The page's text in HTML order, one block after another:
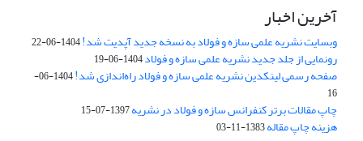
آخرین اخبار
وبسایت نشریه علمی سازه و فولاد به نسخه جدید آپدیت شد!1404-06-22
رونمایی از جلد جدید نشریه علمی سازه و فولاد1404-06-19
صفحه رسمی لینکدین نشریه علمی سازه و فولاد راه‌اندازی شد!
1404-06-
16
چاپ مقالات برتر کنفرانس سازه و فولاد در نشریه1397-07-15
هزینه چاپ مقاله1383-11-03